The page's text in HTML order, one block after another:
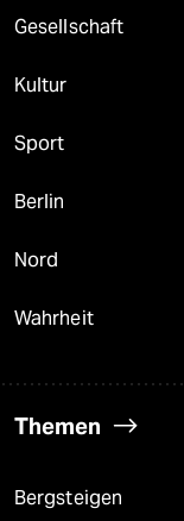
Gesellschaft
Kultur
Sport
Berlin
Nord
Wahrheit
Themen
Bergsteigen